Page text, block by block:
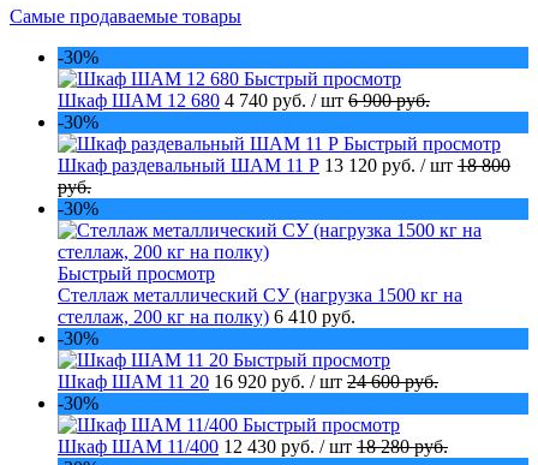
Самые продаваемые товары
-30%
Быстрый просмотр
Шкаф ШАМ 12 680 4 740 руб. / шт 6 900 руб.
-30%
Быстрый просмотр
Шкаф раздевальный ШАМ 11 Р 13 120 руб. / шт 18 800
руб.
-30%
Быстрый просмотр
Стеллаж металлический СУ (нагрузка 1500 кг на
стеллаж, 200 кг на полку) 6 410 руб.
-30%
Быстрый просмотр
Шкаф ШАМ 11 20 16 920 руб. / шт 24 600 руб.
-30%
Быстрый просмотр
Шкаф ШАМ 11/400 12 430 руб. / шт 18 280 руб.